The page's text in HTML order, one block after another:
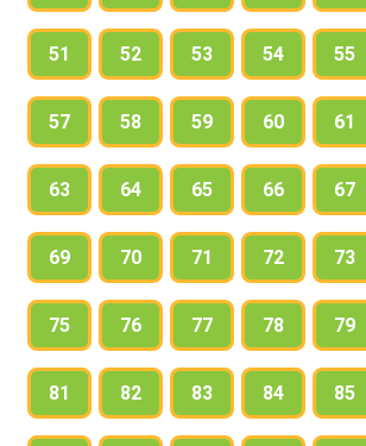
51 52 53 54 55
57 58 59 60 61
63 64 65 66 67
69 70 71 72 73
75 76 77 78 79
81 82 83 84 85